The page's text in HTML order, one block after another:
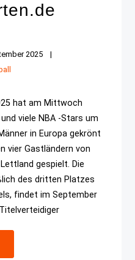
2025
hat am Mittwoch
viele NBA -Stars um
in Europa gekrönt
vier Gastländern von
gespielt. Die
des dritten Platzes
findet im September